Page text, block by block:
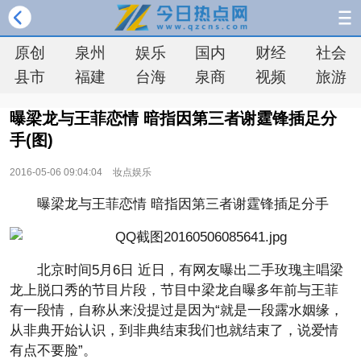
原创 泉州 娱乐 国内 财经
社会
县市
福建 台海 泉商 视频 旅游
曝梁龙与王菲恋情 暗指因第三者谢霆锋插足分
手(图)
2016-05-06 09:04:04 妆点娱乐
曝梁龙与王菲恋情 暗指因第三者谢霆锋插足分手
北京时间5月6日 近日，有网友曝出二手玫瑰主唱梁
龙上脱口秀的节目片段，节目中梁龙自曝多年前与王菲
有一段情，自称从来没提过是因为“就是一段露水姻缘，
从非典开始认识，到非典结束我们也就结束了，说爱情
有点不要脸”。